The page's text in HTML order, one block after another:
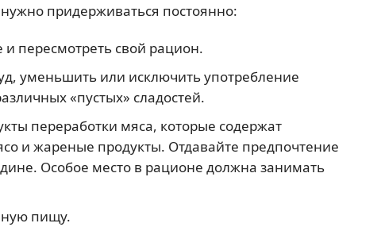
придерживаться постоянно:
пересмотреть свой рацион.
уменьшить или исключить употребление
«пустых» сладостей.
переработки мяса, которые содержат
и жареные продукты. Отдавайте предпочтение
Особое место в рационе должна занимать
пищу.